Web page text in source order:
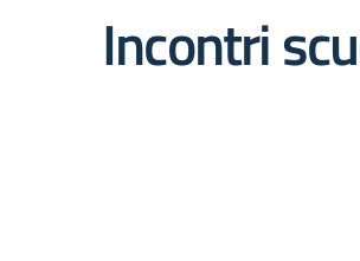
Incontri